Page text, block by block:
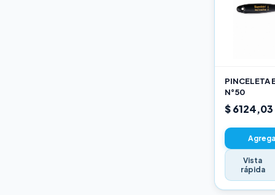
PINCELETA
N°50
$ 6124,03
Vista
rápida